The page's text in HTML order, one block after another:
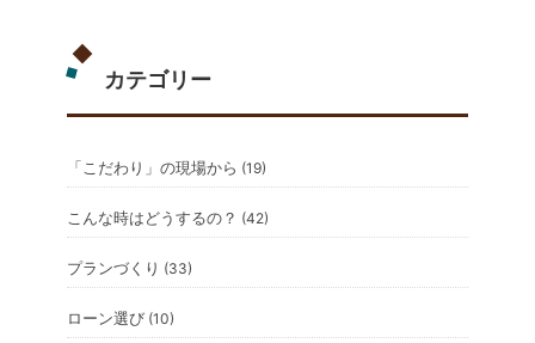
カテゴリー
「こだわり」の現場から (19)
こんな時はどうするの？ (42)
プランづくり (33)
ローン選び (10)